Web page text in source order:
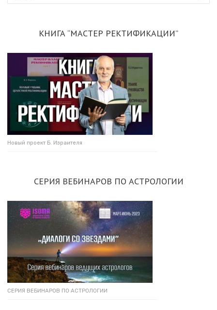
КНИГА “МАСТЕР РЕКТИФИКАЦИИ”
Новый проект Б. Израителя
СЕРИЯ ВЕБИНАРОВ ПО АСТРОЛОГИИ
СЕРИЯ ВЕБИНАРОВ ПО АСТРОЛОГИИ